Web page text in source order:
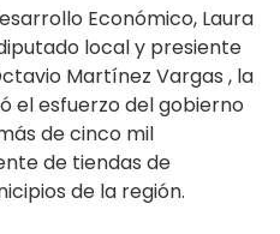
Económico, Laura
local y presiente
Martínez Vargas , la
el esfuerzo del gobierno
de cinco mil
de tiendas de
de la región.